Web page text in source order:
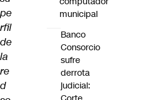
pe
rfil
de
la
re
d
municipal
Banco
Consorcio
sufre
derrota
judicial: